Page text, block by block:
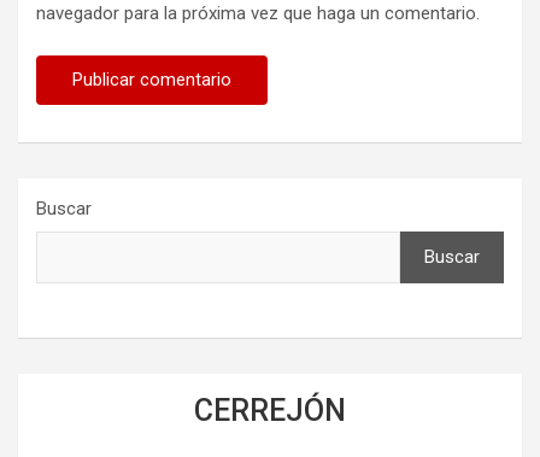
navegador para la próxima vez que haga un comentario.
Buscar
Buscar
CERREJÓN